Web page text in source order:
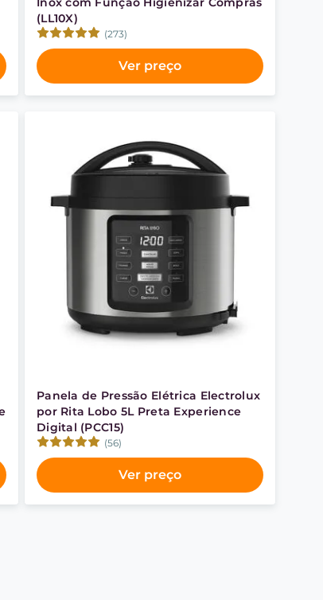
(LL10X)
(273)
Ver preço
Panela de Pressão Elétrica Electrolux
por Rita Lobo 5L Preta Experience
Digital (PCC15)
(56)
Ver preço